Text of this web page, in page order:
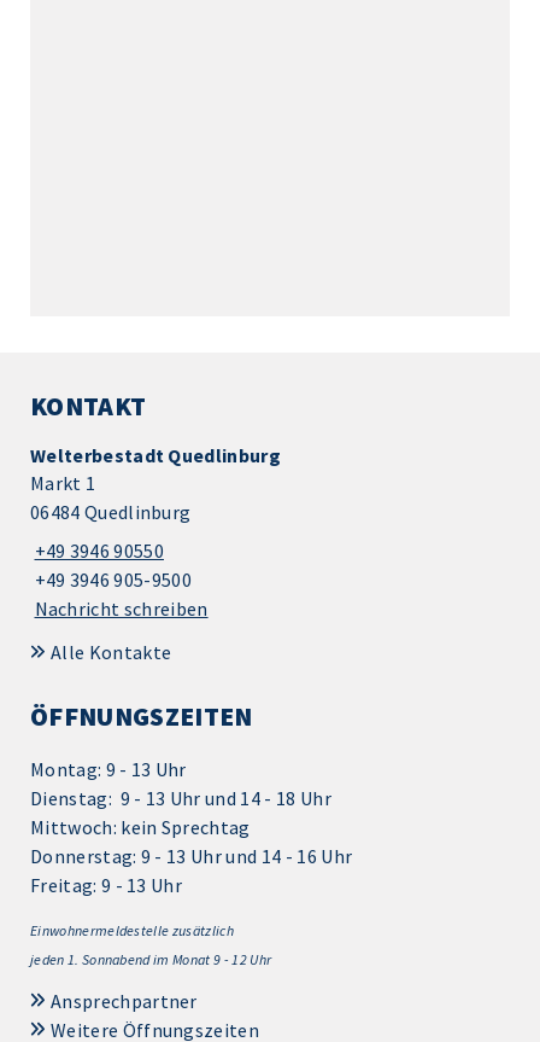
KONTAKT
Welterbestadt Quedlinburg
Markt 1
06484 Quedlinburg
+49 3946 90550
+49 3946 905-9500
Nachricht schreiben
Alle Kontakte
ÖFFNUNGSZEITEN
Montag: 9 - 13 Uhr
Dienstag: 9 - 13 Uhr und 14 - 18 Uhr
Mittwoch: kein Sprechtag
Donnerstag: 9 - 13 Uhr und 14 - 16 Uhr
Freitag: 9 - 13 Uhr
Einwohnermeldestelle zusätzlich
jeden 1. Sonnabend im Monat 9 - 12 Uhr
Ansprechpartner
Weitere Öffnungszeiten